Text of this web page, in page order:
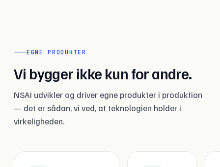
EGNE PRODUKTER
Vi bygger ikke kun for andre.
NSAI udvikler og driver egne produkter i produktion
— det er sådan, vi ved, at teknologien holder i
virkeligheden.